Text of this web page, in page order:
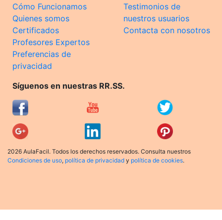
Cómo Funcionamos
Quienes somos
Certificados
Profesores Expertos
Preferencias de
privacidad
Testimonios de
nuestros usuarios
Contacta con nosotros
Síguenos en nuestras RR.SS.
2026 AulaFacil. Todos los derechos reservados. Consulta nuestros
Condiciones de uso, política de privacidad y política de cookies.